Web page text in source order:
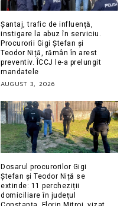
Șantaj, trafic de influență,
instigare la abuz în serviciu.
Procurorii Gigi Ștefan și
Teodor Niță, rămân în arest
preventiv. ÎCCJ le-a prelungit
mandatele
AUGUST 3, 2026
Dosarul procurorilor Gigi
Ștefan și Teodor Niță se
extinde: 11 percheziții
domiciliare în județul